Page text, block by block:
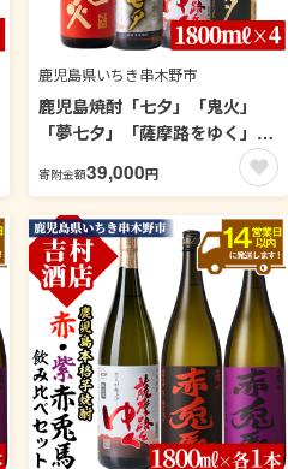
鹿児島県いちき串木野市
鹿児島焼酎「七夕」「鬼火」
「夢七夕」「薩摩路をゆく」飲
み比べセット(合計4本)！国産
九州産 鹿児島 酒 焼酎 芋焼酎
焼き芋 飲み比べ セット【吉村
酒店】【99-003-38】
寄附金額39,000円